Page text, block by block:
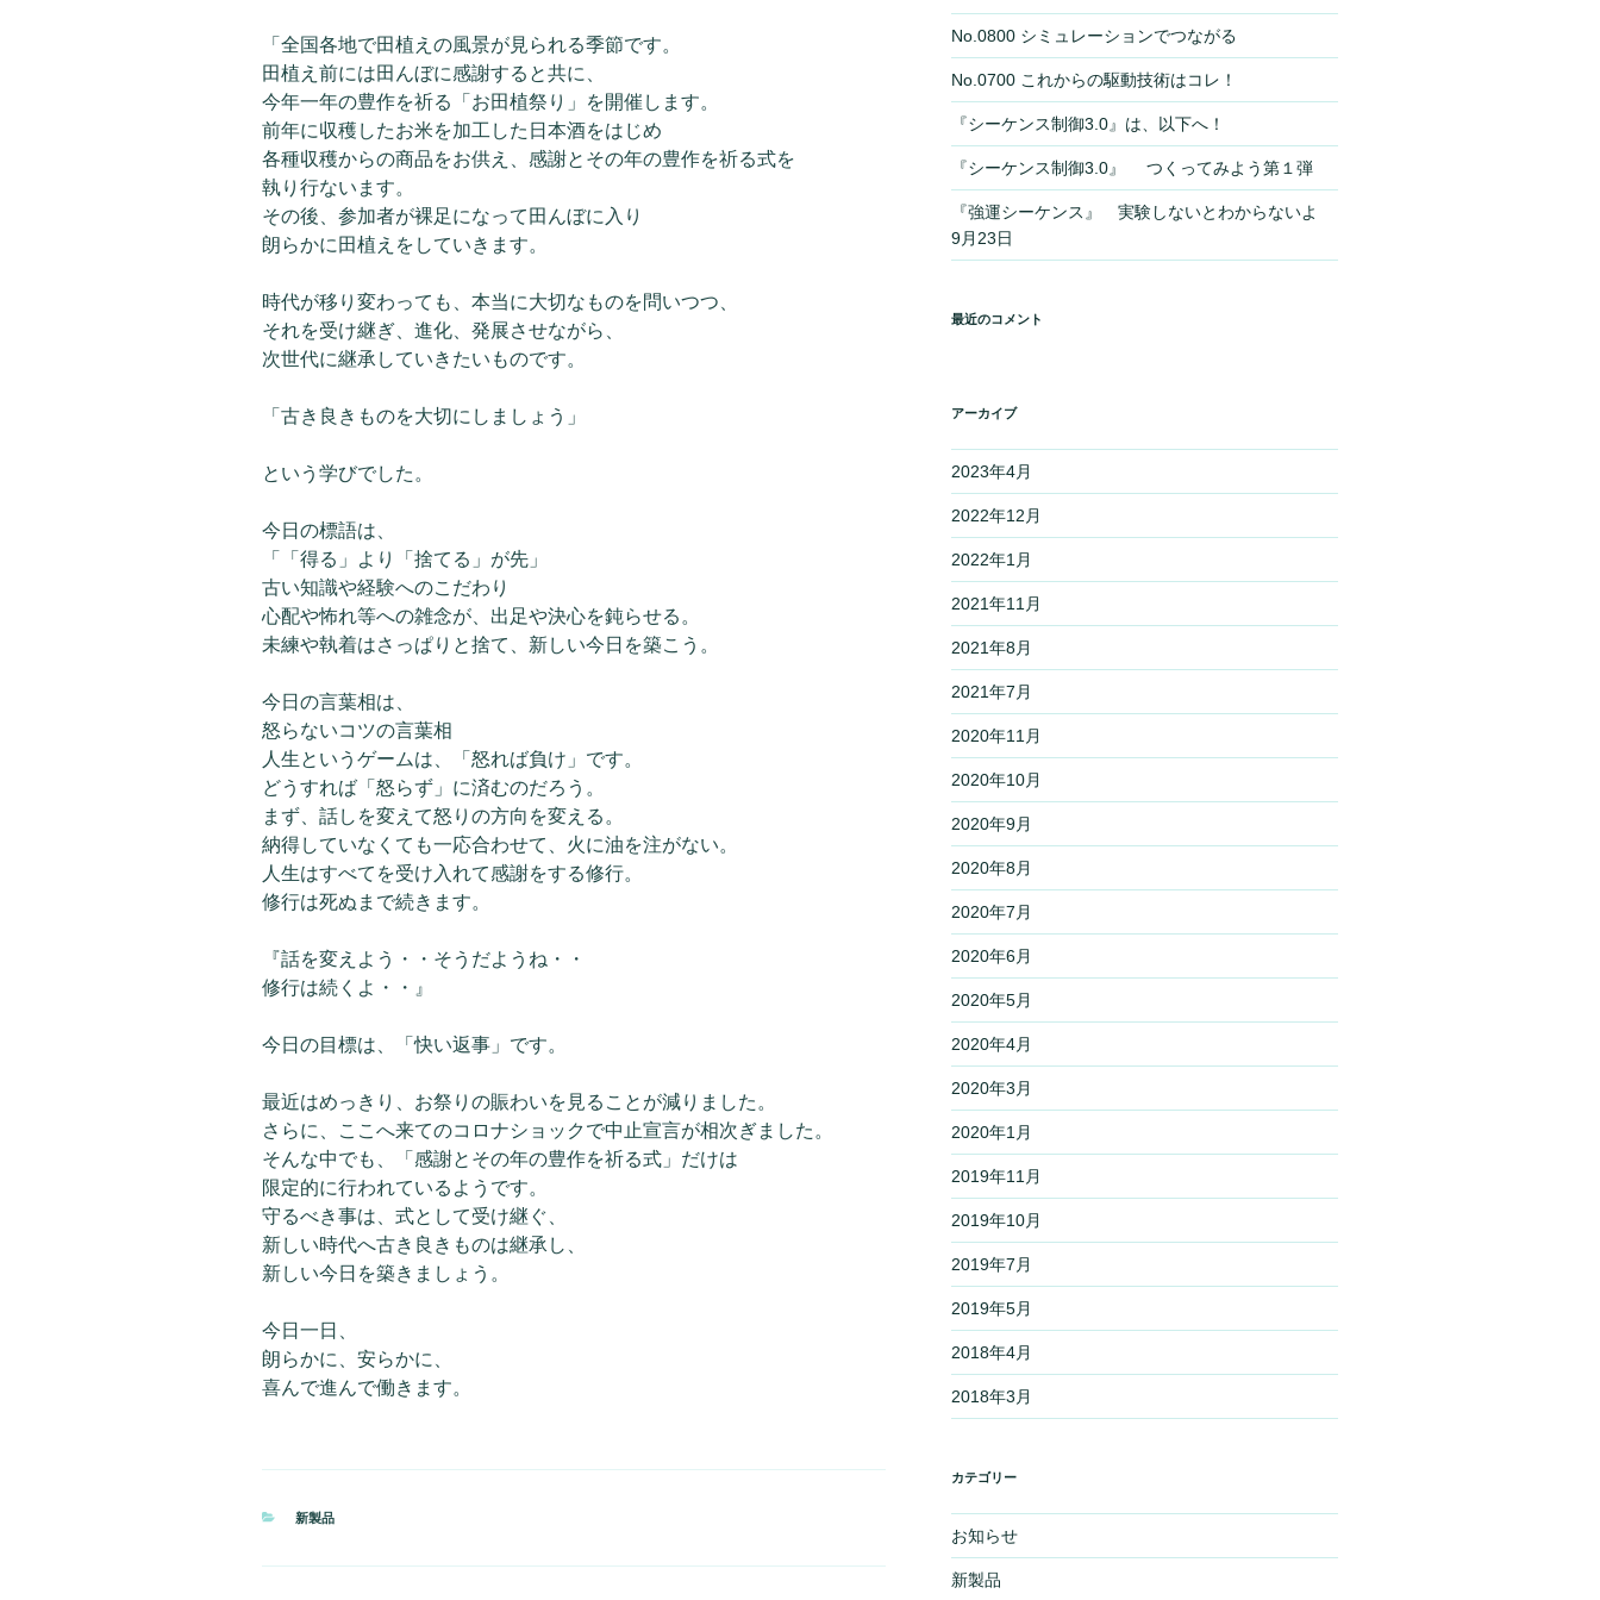
「全国各地で田植えの風景が見られる季節です。
田植え前には田んぼに感謝すると共に、
今年一年の豊作を祈る「お田植祭り」を開催します。
前年に収穫したお米を加工した日本酒をはじめ
各種収穫からの商品をお供え、感謝とその年の豊作を祈る式を
執り行ないます。
その後、参加者が裸足になって田んぼに入り
朗らかに田植えをしていきます。
時代が移り変わっても、本当に大切なものを問いつつ、
それを受け継ぎ、進化、発展させながら、
次世代に継承していきたいものです。
「古き良きものを大切にしましょう」
という学びでした。
今日の標語は、
「「得る」より「捨てる」が先」
古い知識や経験へのこだわり
心配や怖れ等への雑念が、出足や決心を鈍らせる。
未練や執着はさっぱりと捨て、新しい今日を築こう。
今日の言葉相は、
怒らないコツの言葉相
人生というゲームは、「怒れば負け」です。
どうすれば「怒らず」に済むのだろう。
まず、話しを変えて怒りの方向を変える。
納得していなくても一応合わせて、火に油を注がない。
人生はすべてを受け入れて感謝をする修行。
修行は死ぬまで続きます。
『話を変えよう・・そうだようね・・
修行は続くよ・・』
今日の目標は、「快い返事」です。
最近はめっきり、お祭りの賑わいを見ることが減りました。
さらに、ここへ来てのコロナショックで中止宣言が相次ぎました。
そんな中でも、「感謝とその年の豊作を祈る式」だけは
限定的に行われているようです。
守るべき事は、式として受け継ぐ、
新しい時代へ古き良きものは継承し、
新しい今日を築きましょう。
今日一日、
朗らかに、安らかに、
喜んで進んで働きます。
カ
新製品
No.0800 シミュレーションでつながる
No.0700 これからの駆動技術はコレ！
『シーケンス制御3.0』は、以下へ！
『シーケンス制御3.0』 つくってみよう第１弾
『強運シーケンス』 実験しないとわからないよ
9月23日
最近のコメント
アーカイブ
2023年4月
2022年12月
2022年1月
2021年11月
2021年8月
2021年7月
2020年11月
2020年10月
2020年9月
2020年8月
2020年7月
2020年6月
2020年5月
2020年4月
2020年3月
2020年1月
2019年11月
2019年10月
2019年7月
2019年5月
2018年4月
2018年3月
カテゴリー
お知らせ
新製品